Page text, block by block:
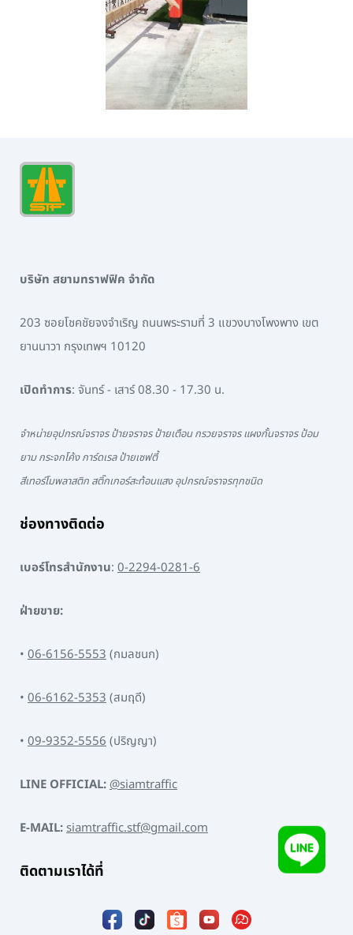
บริษัท สยามทราฟฟิค จำกัด
203 ซอยโชคชัยจงจำเริญ ถนนพระรามที่ 3 แขวงบางโพงพาง เขต
ยานนาวา กรุงเทพฯ 10120
เปิดทำการ: จันทร์ - เสาร์ 08.30 - 17.30 น.
จำหน่ายอุปกรณ์จราจร ป้ายจราจร ป้ายเตือน กรวยจราจร แผงกั้นจราจร ป้อม
ยาม กระจกโค้ง การ์ดเรล ป้ายเซฟตี้
สีเทอร์โมพลาสติก สติ๊กเกอร์สะท้อนแสง อุปกรณ์จราจรทุกชนิด
ช่องทางติดต่อ
เบอร์โทรสำนักงาน: 0-2294-0281-6
ฝ่ายขาย:
• 06-6156-5553(กมลชนก)
• 06-6162-5353(สมฤดี)
• 09-9352-5556(ปริญญา)
LINE OFFICIAL:@siamtraffic
E-MAIL:siamtraffic.stf@gmail.com
ติดตามเราได้ที่